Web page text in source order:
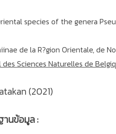
species of the genera
de la R?gion Orientale, de
Sciences Naturelles de
(2021)
นข้อมูล :